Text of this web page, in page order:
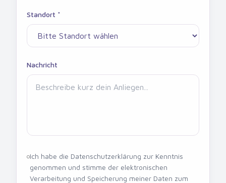
Standort *
Nachricht
Ich habe die Datenschutzerklärung zur Kenntnis
genommen und stimme der elektronischen
Verarbeitung und Speicherung meiner Daten zum